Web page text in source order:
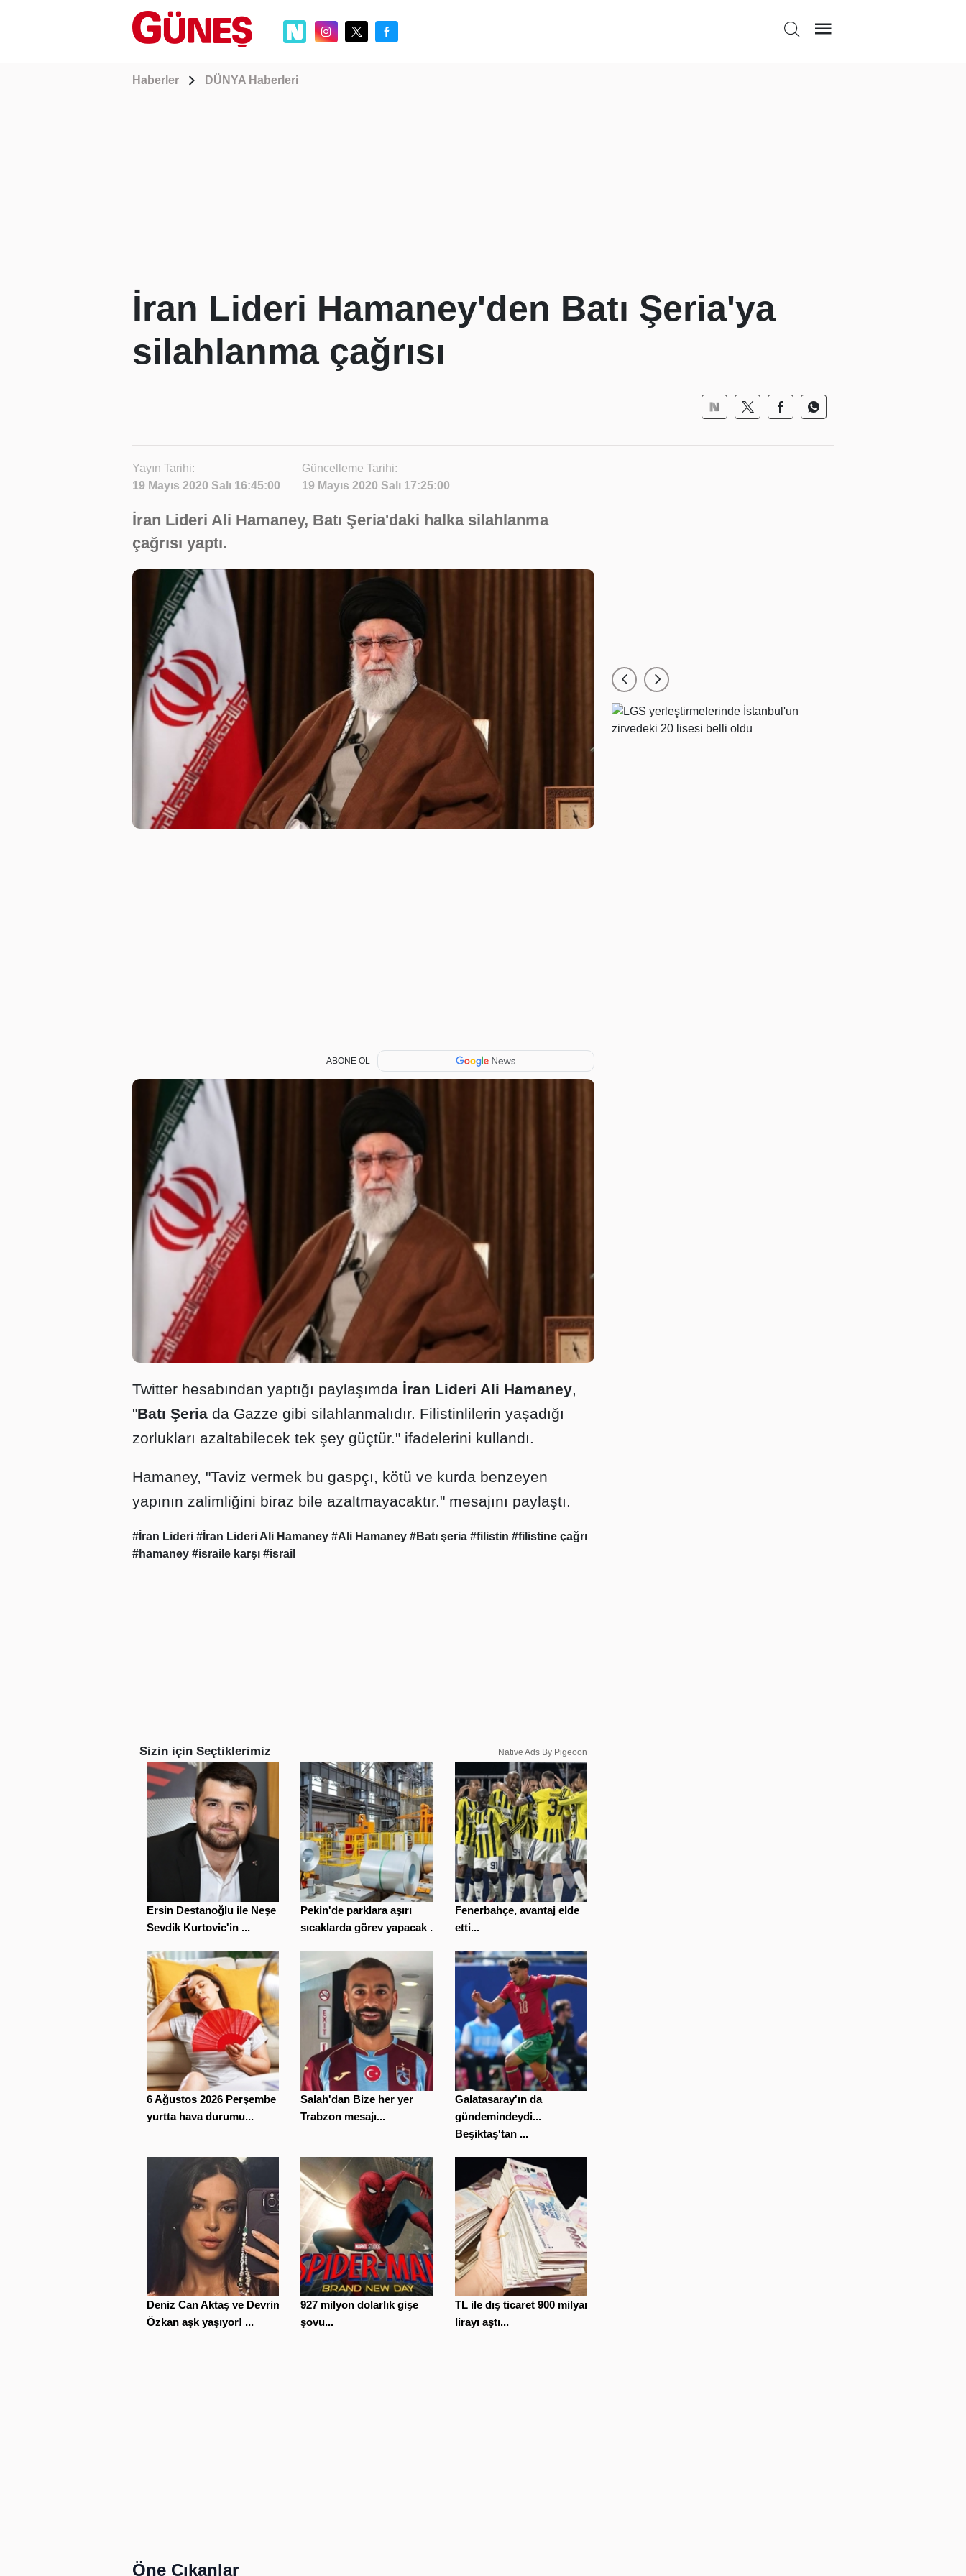
Haberler DÜNYA Haberleri
İran Lideri Hamaney'den Batı Şeria'ya
silahlanma çağrısı
Yayın Tarihi:
19 Mayıs 2020 Salı 16:45:00
Güncelleme Tarihi:
19 Mayıs 2020 Salı 17:25:00
İran Lideri Ali Hamaney, Batı Şeria'daki halka silahlanma
çağrısı yaptı.
ABONE OL
Twitter hesabından yaptığı paylaşımda İran Lideri Ali Hamaney,
"Batı Şeria da Gazze gibi silahlanmalıdır. Filistinlilerin yaşadığı
zorlukları azaltabilecek tek şey güçtür." ifadelerini kullandı.
Hamaney, "Taviz vermek bu gaspçı, kötü ve kurda benzeyen
yapının zalimliğini biraz bile azaltmayacaktır." mesajını paylaştı.
#İran Lideri #İran Lideri Ali Hamaney #Ali Hamaney #Batı şeria #filistin #filistine çağrı
#hamaney #israile karşı #israil
Sizin için Seçtiklerimiz Native Ads By Pigeoon
Ersin Destanoğlu ile Neşe
Sevdik Kurtovic'in ...
Pekin'de parklara aşırı
sıcaklarda görev yapacak ...
Fenerbahçe, avantaj elde
etti...
6 Ağustos 2026 Perşembe
yurtta hava durumu...
Salah'dan Bize her yer
Trabzon mesajı...
Galatasaray'ın da
gündemindeydi...
Beşiktaş'tan ...
Deniz Can Aktaş ve Devrim
Özkan aşk yaşıyor! ...
927 milyon dolarlık gişe
şovu...
TL ile dış ticaret 900 milyar
lirayı aştı...
Öne Çıkanlar